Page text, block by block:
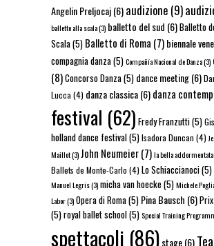
Angelin Preljocaj(6)audizione (9)
balletto alla scala(3) balletto del sud (6)Balletto
Scala(5) Balletto di Roma (7)biennale
compagnia danza(5)Compañía Nacional de Danza(3)
(8)Concorso Danza(5) dance meeting(6)
Lucca (4) danza classica(6)danza
festival (62) Fredy Franzutti(5)
holland dance festival(5)Isadora Duncan (4)
Maillot(3)John Neumeier(7)la bella addormentata
Ballets de Monte-Carlo (4) Lo Schiaccianoci(5)
Manuel Legris(3)micha van hoecke(5)Michele
Labor(3)Opera di Roma(5) Pina Bausch (6)
(5)royal ballet school(5)Special Training
spettacoli (86)stage(6)